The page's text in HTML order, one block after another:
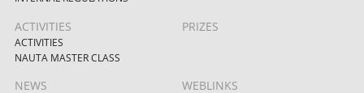
ACTIVITIES
ACTIVITIES
NAUTA MASTER CLASS
PRIZES
NEWS WEBLINKS